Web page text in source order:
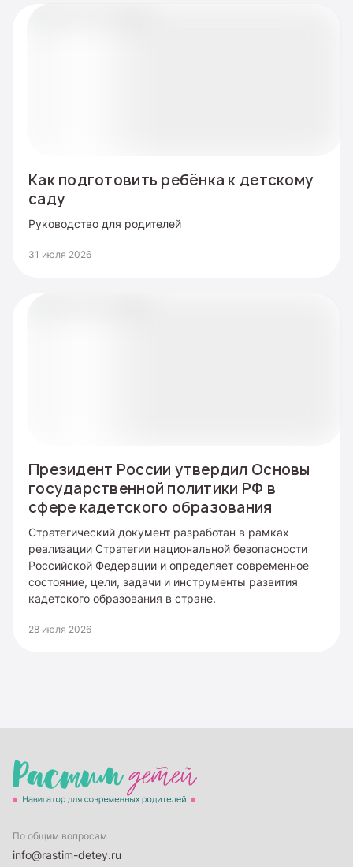
Как подготовить ребёнка к детскому
саду
Руководство для родителей
31 июля 2026
Президент России утвердил Основы
государственной политики РФ в
сфере кадетского образования
Стратегический документ разработан в рамках
реализации Стратегии национальной безопасности
Российской Федерации и определяет современное
состояние, цели, задачи и инструменты развития
кадетского образования в стране.
28 июля 2026
По общим вопросам
info@rastim-detey.ru